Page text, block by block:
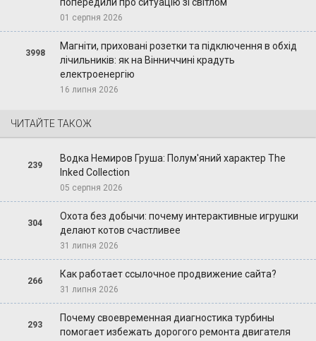
01 серпня 2026
3998
Магніти, приховані розетки та підключення в обхід
лічильників: як на Вінниччині крадуть
електроенергію
16 липня 2026
ЧИТАЙТЕ ТАКОЖ
239
Водка Немиров Груша: Полум'яний характер The
Inked Collection
05 серпня 2026
304
Охота без добычи: почему интерактивные игрушки
делают котов счастливее
31 липня 2026
266
Как работает ссылочное продвижение сайта?
31 липня 2026
293
Почему своевременная диагностика турбины
помогает избежать дорогого ремонта двигателя